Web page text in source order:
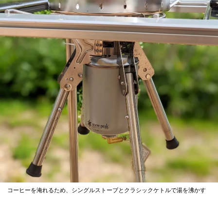
コーヒーを淹れるため、シングルストーブとクラシックケトルで湯を沸かす